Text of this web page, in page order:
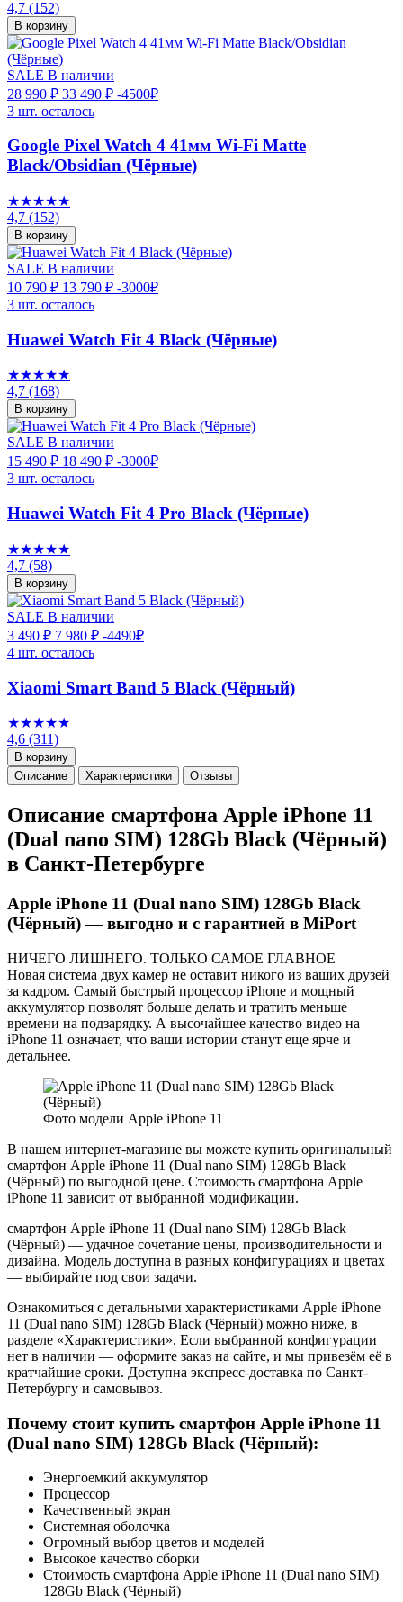
4,7 (152)
В корзину
SALE В наличии
28 990 ₽ 33 490 ₽ -4500₽
3 шт. осталось
Google Pixel Watch 4 41мм Wi-Fi Matte
Black/Obsidian (Чёрные)
★★★★★
4,7 (152)
В корзину
SALE В наличии
10 790 ₽ 13 790 ₽ -3000₽
3 шт. осталось
Huawei Watch Fit 4 Black (Чёрные)
★★★★★
4,7 (168)
В корзину
SALE В наличии
15 490 ₽ 18 490 ₽ -3000₽
3 шт. осталось
Huawei Watch Fit 4 Pro Black (Чёрные)
★★★★★
4,7 (58)
В корзину
SALE В наличии
3 490 ₽ 7 980 ₽ -4490₽
4 шт. осталось
Xiaomi Smart Band 5 Black (Чёрный)
★★★★★
4,6 (311)
В корзину
Описание
Характеристики Отзывы
Описание смартфона Apple iPhone 11
(Dual nano SIM) 128Gb Black (Чёрный)
в Санкт-Петербурге
Apple iPhone 11 (Dual nano SIM) 128Gb Black
(Чёрный) — выгодно и с гарантией в MiPort
НИЧЕГО ЛИШНЕГО. ТОЛЬКО САМОЕ ГЛАВНОЕ
Новая система двух камер не оставит никого из ваших друзей
за кадром. Самый быстрый процессор iPhone и мощный
аккумулятор позволят больше делать и тратить меньше
времени на подзарядку. А высочайшее качество видео на
iPhone 11 означает, что ваши истории станут еще ярче и
детальнее.
Фото модели Apple iPhone 11
В нашем интернет-магазине вы можете купить оригинальный
смартфон Apple iPhone 11 (Dual nano SIM) 128Gb Black
(Чёрный) по выгодной цене. Стоимость смартфона Apple
iPhone 11 зависит от выбранной модификации.
смартфон Apple iPhone 11 (Dual nano SIM) 128Gb Black
(Чёрный) — удачное сочетание цены, производительности и
дизайна. Модель доступна в разных конфигурациях и цветах
— выбирайте под свои задачи.
Ознакомиться с детальными характеристиками Apple iPhone
11 (Dual nano SIM) 128Gb Black (Чёрный) можно ниже, в
разделе «Характеристики». Если выбранной конфигурации
нет в наличии — оформите заказ на сайте, и мы привезём её в
кратчайшие сроки. Доступна экспресс-доставка по Санкт-
Петербургу и самовывоз.
Почему стоит купить смартфон Apple iPhone 11
(Dual nano SIM) 128Gb Black (Чёрный):
Энергоемкий аккумулятор
Процессор
Качественный экран
Системная оболочка
Огромный выбор цветов и моделей
Высокое качество сборки
Стоимость смартфона Apple iPhone 11 (Dual nano SIM)
128Gb Black (Чёрный)